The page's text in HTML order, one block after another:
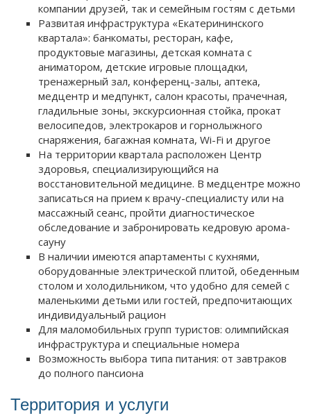
компании друзей, так и семейным гостям с детьми
Развитая инфраструктура «Екатерининского
квартала»: банкоматы, ресторан, кафе,
продуктовые магазины, детская комната с
аниматором, детские игровые площадки,
тренажерный зал, конференц-залы, аптека,
медцентр и медпункт, салон красоты, прачечная,
гладильные зоны, экскурсионная стойка, прокат
велосипедов, электрокаров и горнолыжного
снаряжения, багажная комната, Wi-Fi и другое
На территории квартала расположен Центр
здоровья, специализирующийся на
восстановительной медицине. В медцентре можно
записаться на прием к врачу-специалисту или на
массажный сеанс, пройти диагностическое
обследование и забронировать кедровую арома-
сауну
В наличии имеются апартаменты с кухнями,
оборудованные электрической плитой, обеденным
столом и холодильником, что удобно для семей с
маленькими детьми или гостей, предпочитающих
индивидуальный рацион
Для маломобильных групп туристов: олимпийская
инфраструктура и специальные номера
Возможность выбора типа питания: от завтраков
до полного пансиона
Территория и услуги